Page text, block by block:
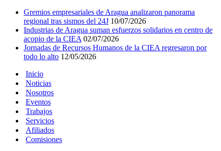
Gremios empresariales de Aragua analizaron panorama
regional tras sismos del 24J 10/07/2026
Industrias de Aragua suman esfuerzos solidarios en centro de
acopio de la CIEA 02/07/2026
Jornadas de Recursos Humanos de la CIEA regresaron por
todo lo alto 12/05/2026
Inicio
Noticias
Nosotros
Eventos
Trabajos
Servicios
Afiliados
Comisiones